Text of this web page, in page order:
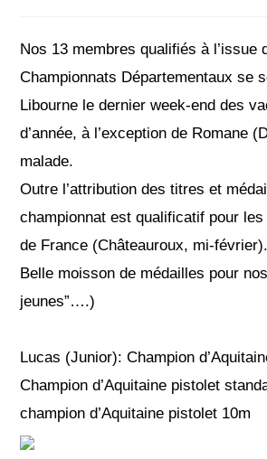
Nos 13 membres qualifiés à l’issue
Championnats Départementaux se
Libourne le dernier week-end des
d’année, à l’exception de Romane
malade.
Outre l’attribution des titres et
championnat est qualificatif pour les
de France (Châteauroux, mi-février).
Belle moisson de médailles pour
jeunes”….)
Lucas (Junior): Champion
Champion d’Aquitaine pistolet
champion d’Aquitaine pistolet 10m